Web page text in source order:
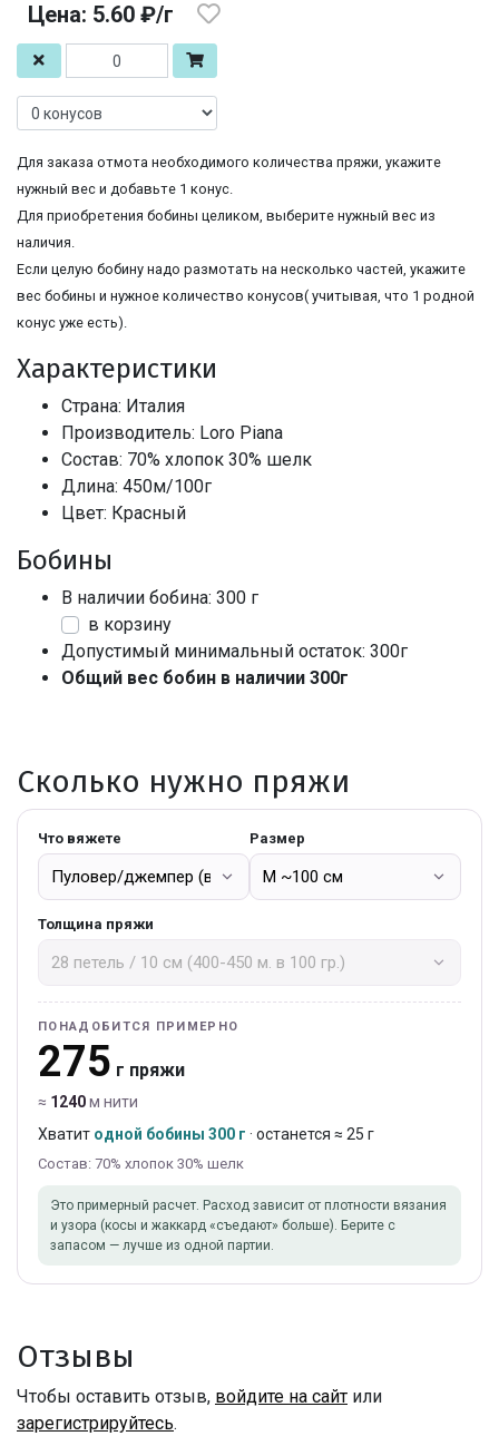
Цена: 5.60 ₽/г
Для заказа отмота необходимого количества пряжи, укажите
нужный вес и добавьте 1 конус.
Для приобретения бобины целиком, выберите нужный вес из
наличия.
Если целую бобину надо размотать на несколько частей, укажите
вес бобины и нужное количество конусов( учитывая, что 1 родной
конус уже есть).
Характеристики
Страна: Италия
Производитель: Loro Piana
Состав: 70% хлопок 30% шелк
Длина: 450м/100г
Цвет: Красный
Бобины
В наличии бобина: 300 г
в корзину
Допустимый минимальный остаток: 300г
Общий вес бобин в наличии 300г
Сколько нужно пряжи
Что вяжете Размер
Толщина пряжи
ПОНАДОБИТСЯ ПРИМЕРНО
275 г пряжи
≈ 1240м нити
Хватит одной бобины 300 г · останется ≈ 25 г
Состав: 70% хлопок 30% шелк
Это примерный расчет. Расход зависит от плотности вязания
и узора (косы и жаккард «съедают» больше). Берите с
запасом — лучше из одной партии.
Отзывы
Чтобы оставить отзыв, войдите на сайт или
зарегистрируйтесь.